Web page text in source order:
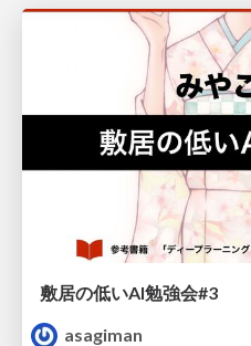
敷居の低いAI勉強会#3
asagiman